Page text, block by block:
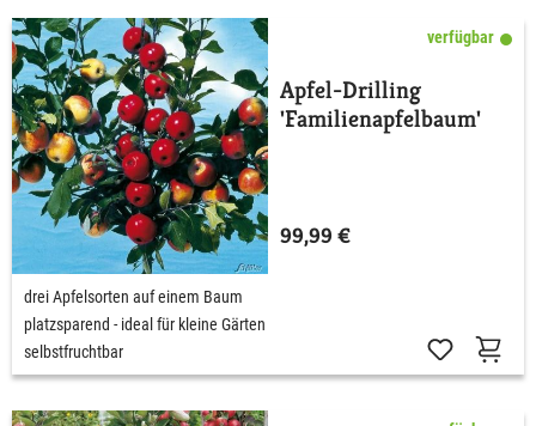
verfügbar
Apfel-Drilling
'Familienapfelbaum'
99,99 €
drei Apfelsorten auf einem Baum
platzsparend - ideal für kleine Gärten
selbstfruchtbar